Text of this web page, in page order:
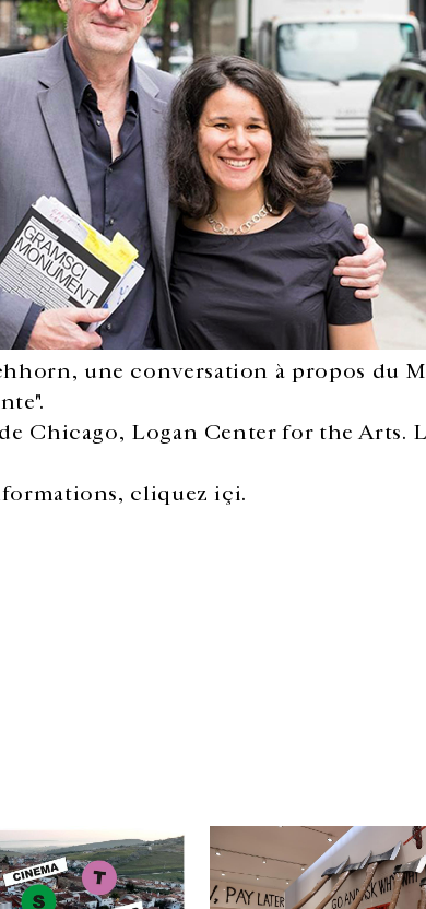
une conversation à propos du
Chicago, Logan Center for the Arts.
cliqueziçi.